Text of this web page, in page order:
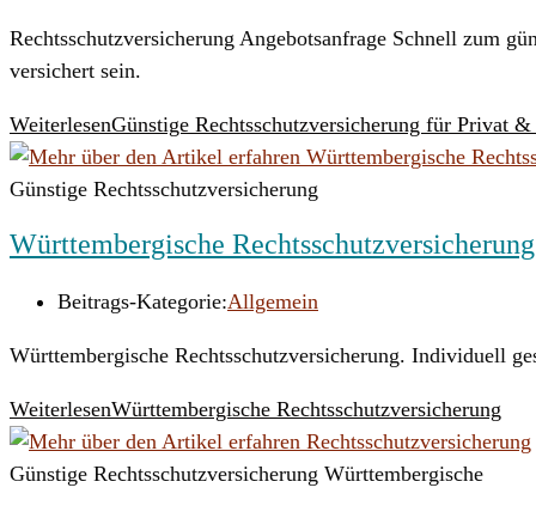
Rechtsschutzversicherung Angebotsanfrage Schnell zum
versichert sein.
WeiterlesenGünstige Rechtsschutzversicherung für Privat
Günstige Rechtsschutzversicherung
Württembergische Rechtsschutzversicherung
Beitrags-Kategorie:Allgemein
Württembergische Rechtsschutzversicherung. Individuell
WeiterlesenWürttembergische Rechtsschutzversicherung
Günstige Rechtsschutzversicherung Württembergische